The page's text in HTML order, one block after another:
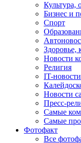
Культура,
Бизнес и
Спорт
Здоровье,
Новости
Религия
IT-новости
Новости
Пресс-
Самые
Самые
Фотофакт
Все